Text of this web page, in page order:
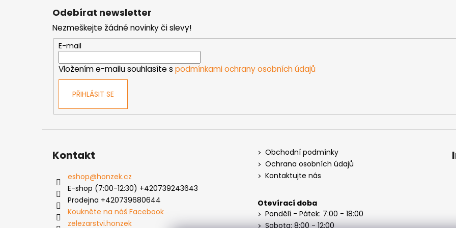
Odebírat newsletter
Nezmeškejte žádné novinky či slevy!
E-mail
Vložením e-mailu souhlasíte s podmínkami ochrany osobních údajů
PŘIHLÁSIT SE
Kontakt
eshop@honzek.cz
E-shop (7:00-12:30) +420739243643
Prodejna +420739680644
Koukněte na náš Facebook
zelezarstvi.honzek
Obchodní podmínky
Ochrana osobních údajů
Kontaktujte nás
Otevírací doba
Pondělí - Pátek: 7:00 - 18:00
Sobota: 8:00 - 12:00